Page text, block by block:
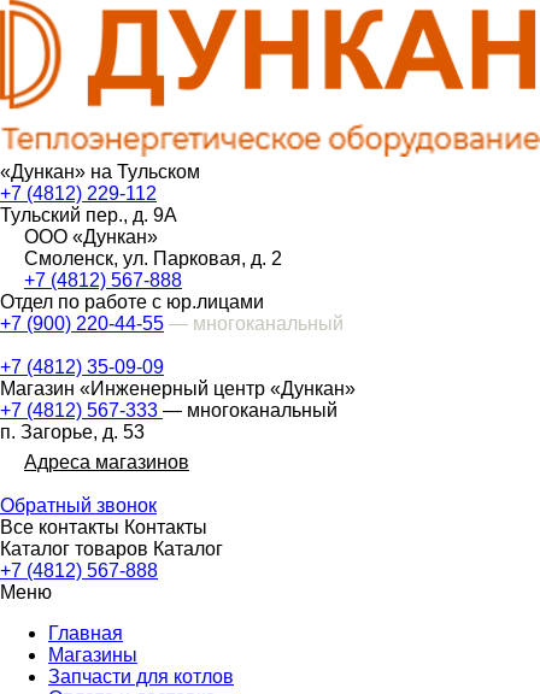
«Дункан» на Тульском
+7 (4812) 229-112
Тульский пер., д. 9А
ООО «Дункан»
Смоленск, ул. Парковая, д. 2
+7 (4812) 567-888
Отдел по работе с юр.лицами
+7 (900) 220-44-55 — многоканальный
+7 (4812) 35-09-09
Магазин «Инженерный центр «Дункан»
+7 (4812) 567-333 — многоканальный
п. Загорье, д. 53
Адреса магазинов
Обратный звонок
Все контакты Контакты
Каталог товаров Каталог
+7 (4812) 567-888
Меню
Главная
Магазины
Запчасти для котлов